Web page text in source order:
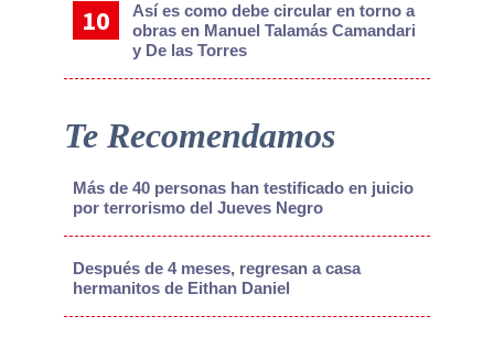
Así es como debe circular en torno a
obras en Manuel Talamás Camandari
y De las Torres
Te Recomendamos
Más de 40 personas han testificado en juicio
por terrorismo del Jueves Negro
Después de 4 meses, regresan a casa
hermanitos de Eithan Daniel